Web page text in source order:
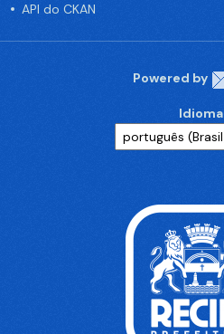
API do CKAN
Powered by
Idioma